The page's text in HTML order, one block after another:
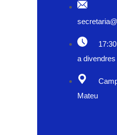
a divendres
Mateu